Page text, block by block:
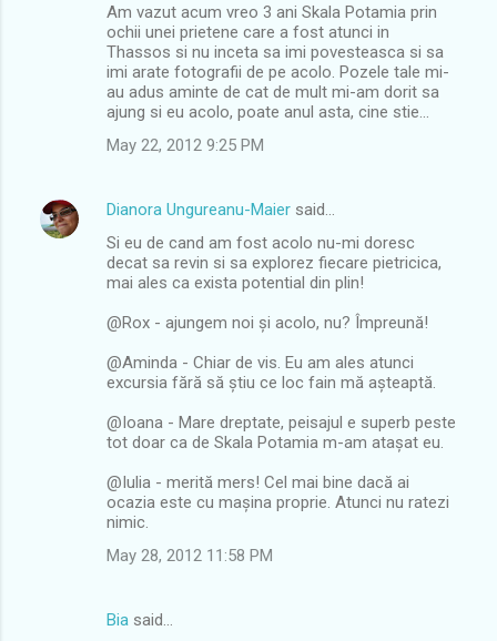
Am vazut acum vreo 3 ani Skala Potamia prin
ochii unei prietene care a fost atunci in
Thassos si nu inceta sa imi povesteasca si sa
imi arate fotografii de pe acolo. Pozele tale mi-
au adus aminte de cat de mult mi-am dorit sa
ajung si eu acolo, poate anul asta, cine stie...
May 22, 2012 9:25 PM
Dianora Ungureanu-Maier said…
Si eu de cand am fost acolo nu-mi doresc
decat sa revin si sa explorez fiecare pietricica,
mai ales ca exista potential din plin!
@Rox - ajungem noi și acolo, nu? Împreună!
@Aminda - Chiar de vis. Eu am ales atunci
excursia fără să știu ce loc fain mă așteaptă.
@Ioana - Mare dreptate, peisajul e superb peste
tot doar ca de Skala Potamia m-am atașat eu.
@Iulia - merită mers! Cel mai bine dacă ai
ocazia este cu mașina proprie. Atunci nu ratezi
nimic.
May 28, 2012 11:58 PM
Bia said…